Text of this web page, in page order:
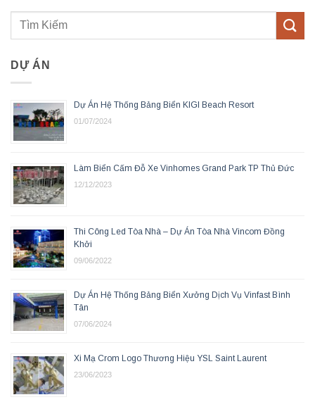
DỰ ÁN
Dự Án Hệ Thống Bảng Biển KIGI Beach Resort
01/07/2024
Làm Biển Cấm Đỗ Xe Vinhomes Grand Park TP Thủ Đức
12/12/2023
Thi Công Led Tòa Nhà – Dự Án Tòa Nhà Vincom Đồng
Khởi
09/06/2022
Dự Án Hệ Thống Bảng Biển Xưởng Dịch Vụ Vinfast Bình
Tân
07/06/2024
Xi Mạ Crom Logo Thương Hiệu YSL Saint Laurent
23/06/2023